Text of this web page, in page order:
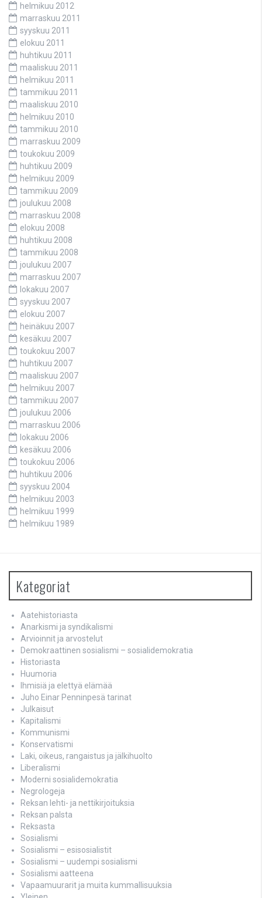
helmikuu 2012
marraskuu 2011
syyskuu 2011
elokuu 2011
huhtikuu 2011
maaliskuu 2011
helmikuu 2011
tammikuu 2011
maaliskuu 2010
helmikuu 2010
tammikuu 2010
marraskuu 2009
toukokuu 2009
huhtikuu 2009
helmikuu 2009
tammikuu 2009
joulukuu 2008
marraskuu 2008
elokuu 2008
huhtikuu 2008
tammikuu 2008
joulukuu 2007
marraskuu 2007
lokakuu 2007
syyskuu 2007
elokuu 2007
heinäkuu 2007
kesäkuu 2007
toukokuu 2007
huhtikuu 2007
maaliskuu 2007
helmikuu 2007
tammikuu 2007
joulukuu 2006
marraskuu 2006
lokakuu 2006
kesäkuu 2006
toukokuu 2006
huhtikuu 2006
syyskuu 2004
helmikuu 2003
helmikuu 1999
helmikuu 1989
Kategoriat
Aatehistoriasta
Anarkismi ja syndikalismi
Arvioinnit ja arvostelut
Demokraattinen sosialismi – sosialidemokratia
Historiasta
Huumoria
Ihmisiä ja elettyä elämää
Juho Einar Penninpesä tarinat
Julkaisut
Kapitalismi
Kommunismi
Konservatismi
Laki, oikeus, rangaistus ja jälkihuolto
Liberalismi
Moderni sosialidemokratia
Negrologeja
Reksan lehti- ja nettikirjoituksia
Reksan palsta
Reksasta
Sosialismi
Sosialismi – esisosialistit
Sosialismi – uudempi sosialismi
Sosialismi aatteena
Vapaamuurarit ja muita kummallisuuksia